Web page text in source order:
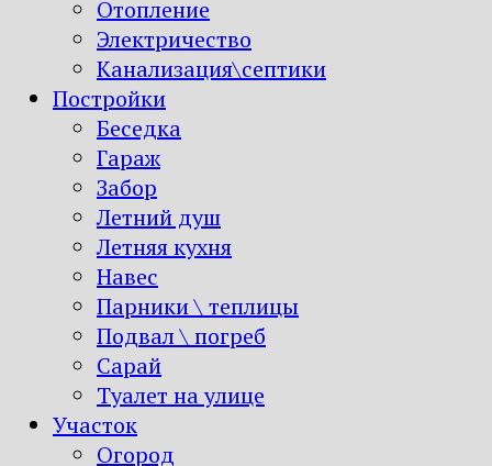
Отопление
Электричество
Канализация\септики
Постройки
Беседка
Гараж
Забор
Летний душ
Летняя кухня
Навес
Парники \ теплицы
Подвал \ погреб
Сарай
Туалет на улице
Участок
Огород